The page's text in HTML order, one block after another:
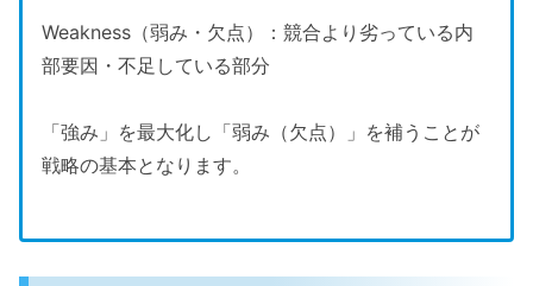
Weakness（弱み・欠点）：競合より劣っている内
部要因・不足している部分
「強み」を最大化し「弱み（欠点）」を補うことが
戦略の基本となります。